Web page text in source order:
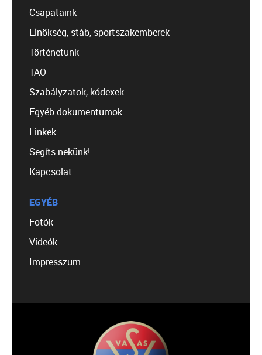
Csapataink
Elnökség, stáb, sportszakemberek
Történetünk
TAO
Szabályzatok, kódexek
Egyéb dokumentumok
Linkek
Segíts nekünk!
Kapcsolat
EGYÉB
Fotók
Videók
Impresszum